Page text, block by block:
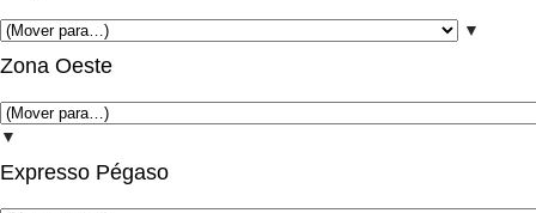
▼
Zona Oeste
▼
Expresso Pégaso